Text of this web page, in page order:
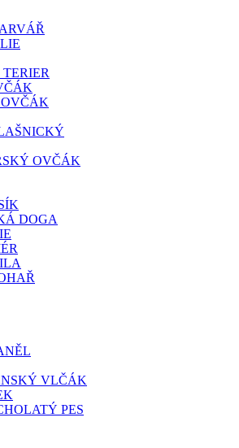
OVČÁK
DOGA
VLČÁK
PES